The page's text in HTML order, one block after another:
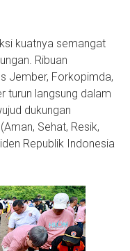
kuatnya semangat
Ribuan
Jember, Forkopimda,
turun langsung dalam
dukungan
Sehat, Resik,
Republik Indonesia